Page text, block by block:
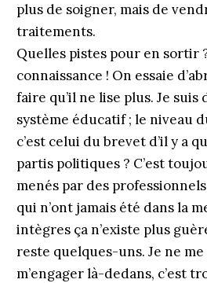
plus de soigner, mais de
traitements.
Quelles pistes pour en sortir
connaissance ! On essaie
faire qu’il ne lise plus. Je suis
système éducatif ; le niveau
c’est celui du brevet d’il y a
partis politiques ? C’est
menés par des
qui n’ont jamais été dans la
intègres ça n’existe plus
reste quelques-uns. Je ne me
m’engager là-dedans, c’est